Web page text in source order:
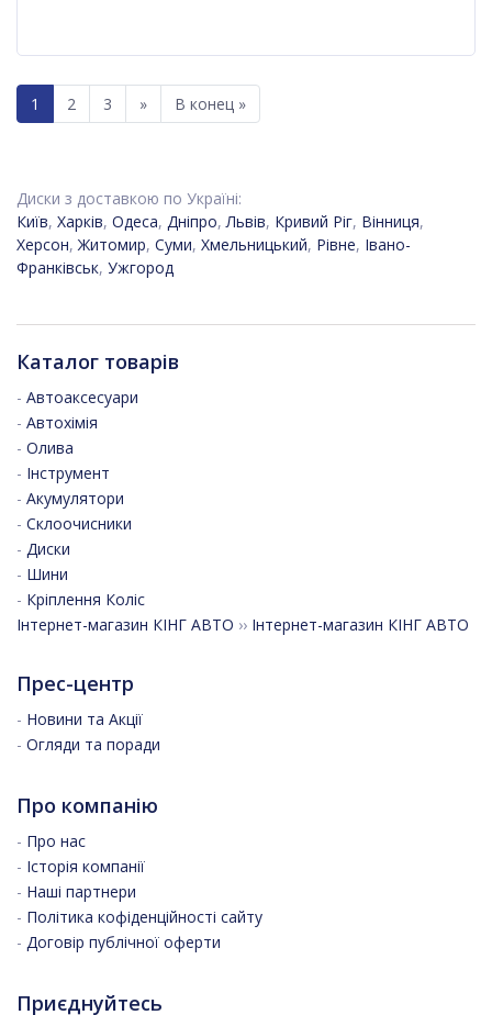
1 2 3 » В конец »
Диски з доставкою по Україні:
Київ, Харків, Одеса, Дніпро,Львів, Кривий Ріг, Вінниця,
Херсон,Житомир, Суми, Хмельницький, Рівне, Івано-
Франківськ, Ужгород
Каталог товарів
- Автоаксесуари
- Автохімія
- Олива
- Інструмент
- Акумулятори
- Склоочисники
- Диски
- Шини
- Кріплення Коліс
Інтернет-магазин КІНГ АВТО ›› Інтернет-магазин КІНГ АВТО
Прес-центр
- Новини та Акції
- Огляди та поради
Про компанію
- Про нас
- Історія компанії
- Наші партнери
- Політика кофіденційності сайту
- Договір публічної оферти
Приєднуйтесь